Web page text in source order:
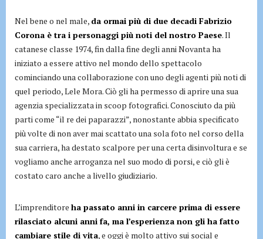
Nel bene o nel male, da ormai più di due decadi Fabrizio
Corona è tra i personaggi più noti del nostro Paese. Il
catanese classe 1974, fin dalla fine degli anni Novanta ha
iniziato a essere attivo nel mondo dello spettacolo
cominciando una collaborazione con uno degli agenti più noti di
quel periodo, Lele Mora. Ciò gli ha permesso di aprire una sua
agenzia specializzata in scoop fotografici. Conosciuto da più
parti come “il re dei paparazzi”, nonostante abbia specificato
più volte di non aver mai scattato una sola foto nel corso della
sua carriera, ha destato scalpore per una certa disinvoltura e se
vogliamo anche arroganza nel suo modo di porsi, e ciò gli è
costato caro anche a livello giudiziario.
L’imprenditore ha passato anni in carcere prima di essere
rilasciato alcuni anni fa, ma l’esperienza non gli ha fatto
cambiare stile di vita, e oggi è molto attivo sui social e